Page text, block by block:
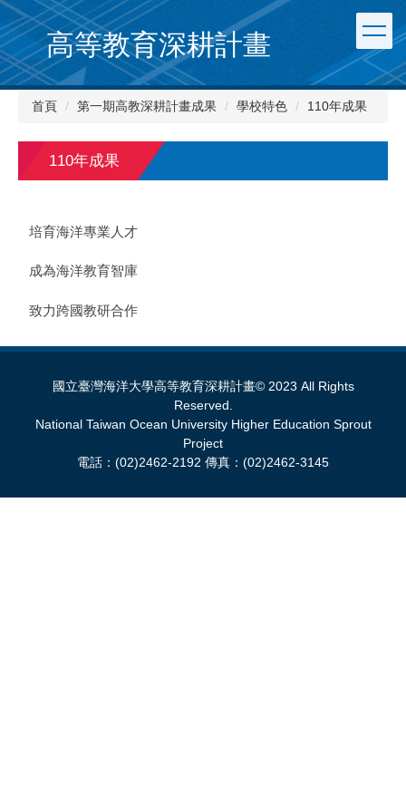
跳
到
主
要
內
高等教育深耕計畫
首頁 第一期高教深耕計畫成果 學校特色 110年成果
110年成果
培育海洋專業人才
成為海洋教育智庫
致力跨國教研合作
國立臺灣海洋大學高等教育深耕計畫© 2023 All Rights
Reserved.
National Taiwan Ocean University Higher Education Sprout
Project
電話：(02)2462-2192 傳真：(02)2462-3145